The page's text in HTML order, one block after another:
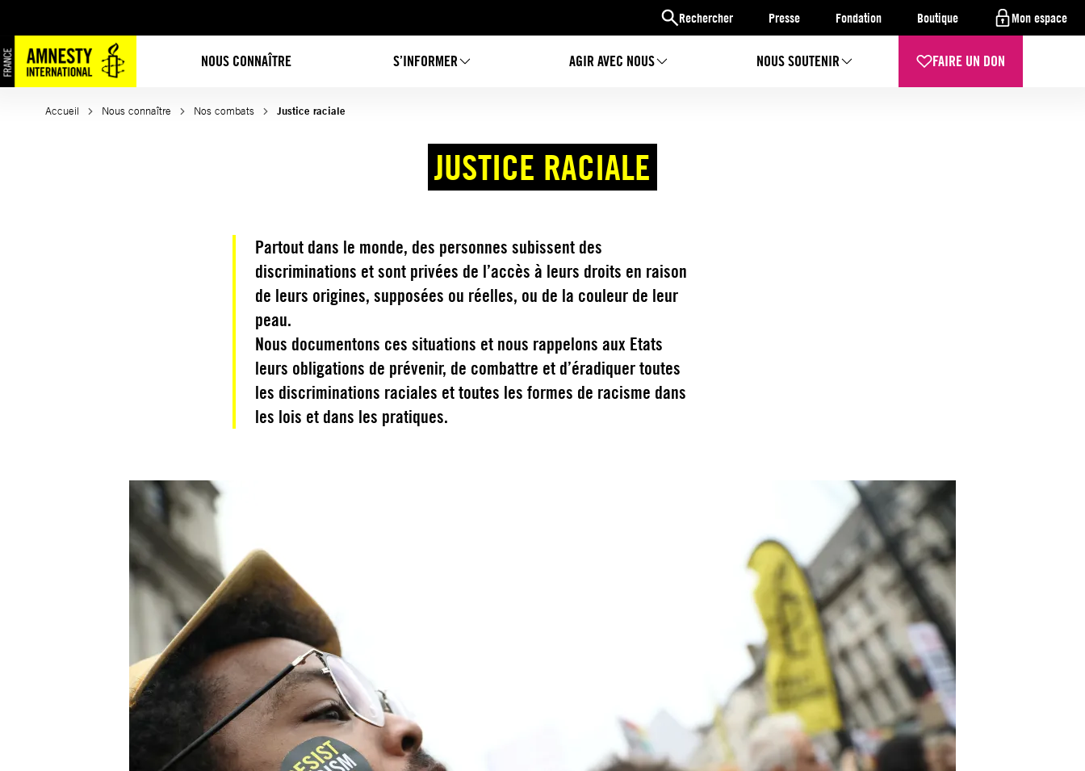
Rechercher Presse Fondation Boutique Mon espace
NOUS CONNAÎTRE S’INFORMER AGIR AVEC NOUS NOUS SOUTENIR FAIRE UN DON
au
contenu
Accueil Nous connaître Nos combats Justice raciale
JUSTICE RACIALE
Partout dans le monde, des personnes subissent des
discriminations et sont privées de l’accès à leurs droits en raison
de leurs origines, supposées ou réelles, ou de la couleur de leur
peau.
Nous documentons ces situations et nous rappelons aux Etats
leurs obligations de prévenir, de combattre et d’éradiquer toutes
les discriminations raciales et toutes les formes de racisme dans
les lois et dans les pratiques.